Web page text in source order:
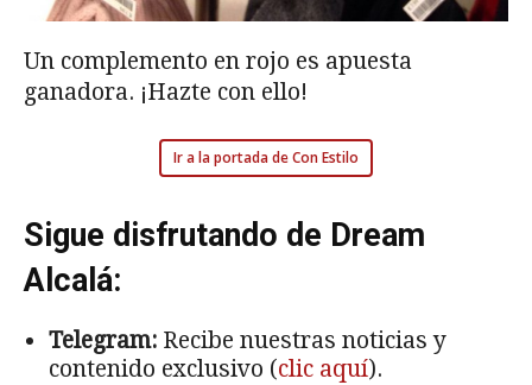
Un complemento en rojo es apuesta
ganadora. ¡Hazte con ello!
Ir a la portada de Con Estilo
Sigue disfrutando de Dream
Alcalá:
Telegram: Recibe nuestras noticias y
contenido exclusivo (clic aquí).